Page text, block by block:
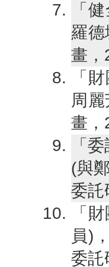
「
羅德
畫，
「
周
畫，
「
(與
委託
「
員)
委託